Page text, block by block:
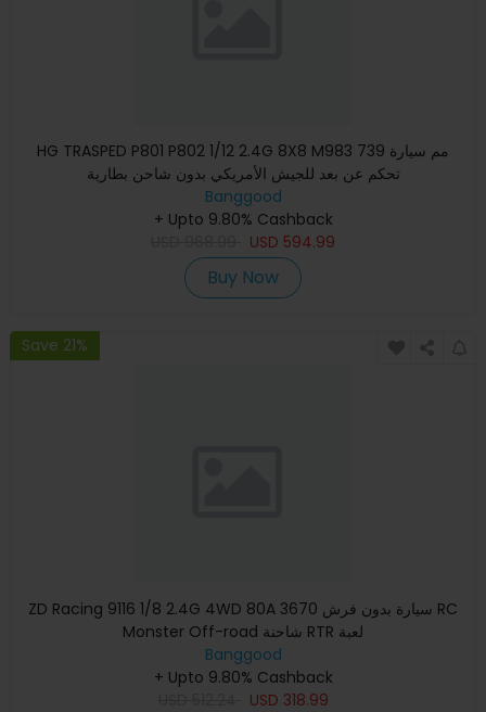
HG TRASPED P801 P802 1/12 2.4G 8X8 M983 739 مم سيارة
تحكم عن بعد للجيش الأمريكي بدون شاحن بطارية
Banggood
+ Upto 9.80% Cashback
USD 594.99
Buy Now
Save 21%
ZD Racing 9116 1/8 2.4G 4WD 80A 3670 سيارة بدون فرش RC
Monster Off-road شاحنة RTR لعبة
Banggood
+ Upto 9.80% Cashback
USD 318.99